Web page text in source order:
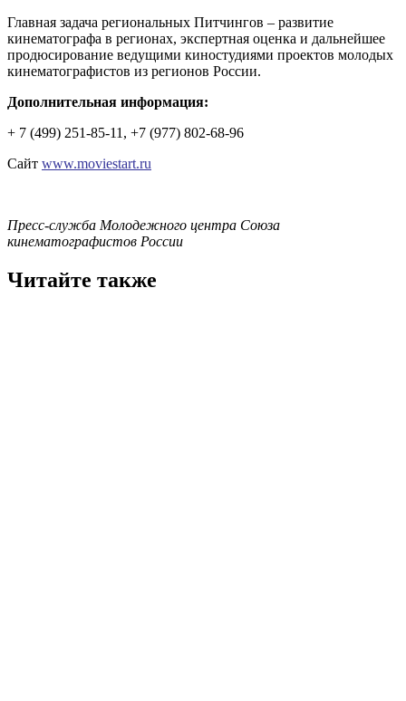
Главная задача региональных Питчингов – развитие
кинематографа в регионах, экспертная оценка и дальнейшее
продюсирование ведущими киностудиями проектов молодых
кинематографистов из регионов России.
Дополнительная информация:
+ 7 (499) 251-85-11, +7 (977) 802-68-96
Сайт www.moviestart.ru
Пресс-служба Молодежного центра Союза
кинематографистов России
Читайте также